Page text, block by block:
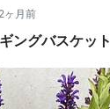
2ヶ月前
ングバスケット